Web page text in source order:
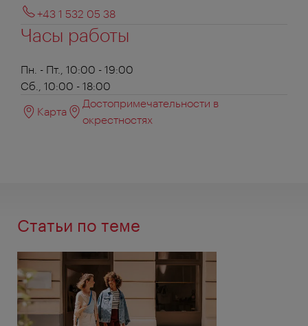
+43 1 532 05 38
Часы работы
Пн. - Пт., 10:00 - 19:00
Сб., 10:00 - 18:00
Карта
Достопримечательности в
окрестностях
Статьи по теме